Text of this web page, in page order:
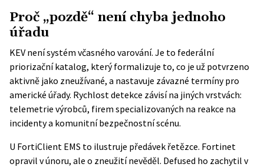
Proč „pozdě“ není chyba jednoho
úřadu
KEV není systém včasného varování. Je to federální
priorizační katalog, který formalizuje to, co je už potvrzeno
aktivně jako zneužívané, a nastavuje závazné termíny pro
americké úřady. Rychlost detekce závisí na jiných vrstvách:
telemetrie výrobců, firem specializovaných na reakce na
incidenty a komunitní bezpečnostní scénu.
U FortiClient EMS to ilustruje předávek řetězce. Fortinet
opravil v únoru, ale o zneužití nevěděl. Defused ho zachytil v